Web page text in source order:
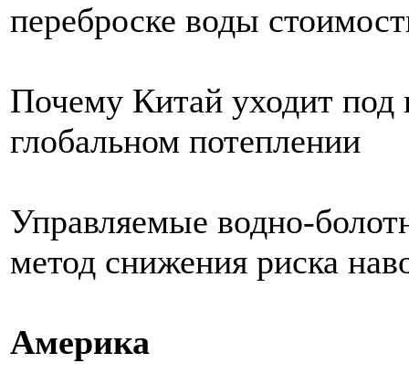
переброске воды
Почему Китай уходит под
глобальном потеплении
Управляемые водно-
метод снижения риска
Америка